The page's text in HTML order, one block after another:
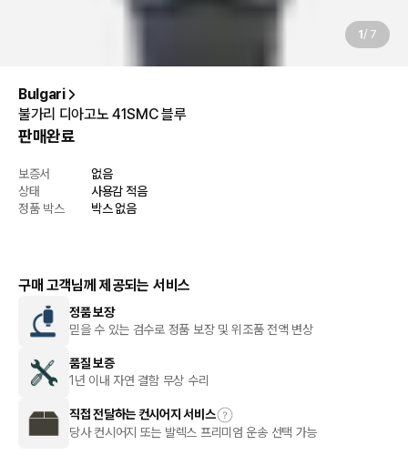
1/ 7
Bulgari
불가리 디아고노 41SMC 블루
판매완료
보증서
없음
상태
사용감 적음
정품 박스
박스 없음
구매 고객님께 제공되는 서비스
정품 보장
믿을 수 있는 검수로 정품 보장 및 위조품 전액 변상
품질 보증
1년 이내 자연 결함 무상 수리
직접 전달하는 컨시어지 서비스
당사 컨시어지 또는 발렉스 프리미엄 운송 선택 가능